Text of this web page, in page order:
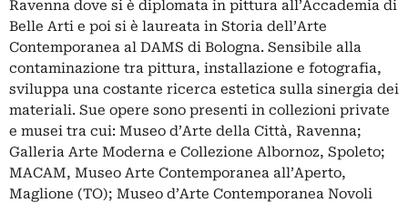
Ravenna dove si è diplomata in pittura all’Accademia di
Belle Arti e poi si è laureata in Storia dell’Arte
Contemporanea al DAMS di Bologna. Sensibile alla
contaminazione tra pittura, installazione e fotografia,
sviluppa una costante ricerca estetica sulla sinergia dei
materiali. Sue opere sono presenti in collezioni private
e musei tra cui: Museo d’Arte della Città, Ravenna;
Galleria Arte Moderna e Collezione Albornoz, Spoleto;
MACAM, Museo Arte Contemporanea all’Aperto,
Maglione (TO); Museo d’Arte Contemporanea Novoli